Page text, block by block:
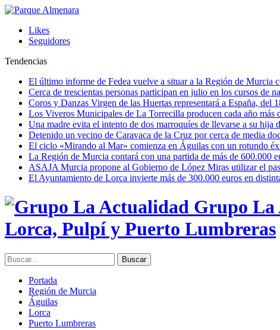
Likes
Seguidores
Tendencias
El último informe de Fedea vuelve a situar a la Región de Murcia
Cerca de trescientas personas participan en julio en los cursos de
Coros y Danzas Virgen de las Huertas representará a España,
Los Viveros Municipales de La Torrecilla producen cada año más
Una madre evita el intento de dos marroquíes de llevarse a su hija
Detenido un vecino de Caravaca de la Cruz por cerca de media
El ciclo «Mirando al Mar» comienza en Águilas con un rotundo
La Región de Murcia contará con una partida de más de 600.000
ASAJA Murcia propone al Gobierno de López Miras utilizar el
El Ayuntamiento de Lorca invierte más de 300.000 euros en
Grupo La
Lorca, Pulpí y Puerto Lumbreras
Portada
Región de Murcia
Águilas
Lorca
Puerto Lumbreras